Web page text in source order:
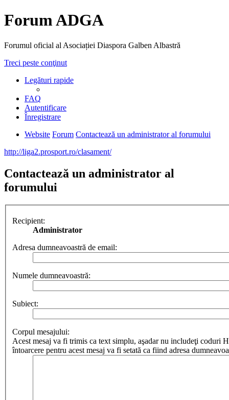
Forum ADGA
Forumul oficial al Asociației Diaspora Galben Albastră
Treci peste conţinut
Legături rapide
FAQ
Autentificare
Înregistrare
Website Forum Contactează un administrator al forumului
http://liga2.prosport.ro/clasament/
Contactează un administrator al
forumului
Recipient:
Administrator
Adresa dumneavoastră de email:
Numele dumneavoastră:
Subiect:
Corpul mesajului:
Acest mesaj va fi trimis ca text simplu, aşadar nu includeţi coduri
întoarcere pentru acest mesaj va fi setată ca fiind adresa